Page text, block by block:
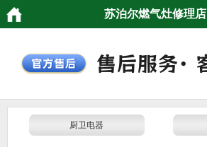
苏泊尔燃气灶修理店
厨卫电器